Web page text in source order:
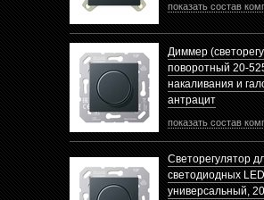
показать состав
Диммер
поворотный 20-
накаливания и
антрацит
показать состав
Светорегулятор
светодиодных
универсальный,